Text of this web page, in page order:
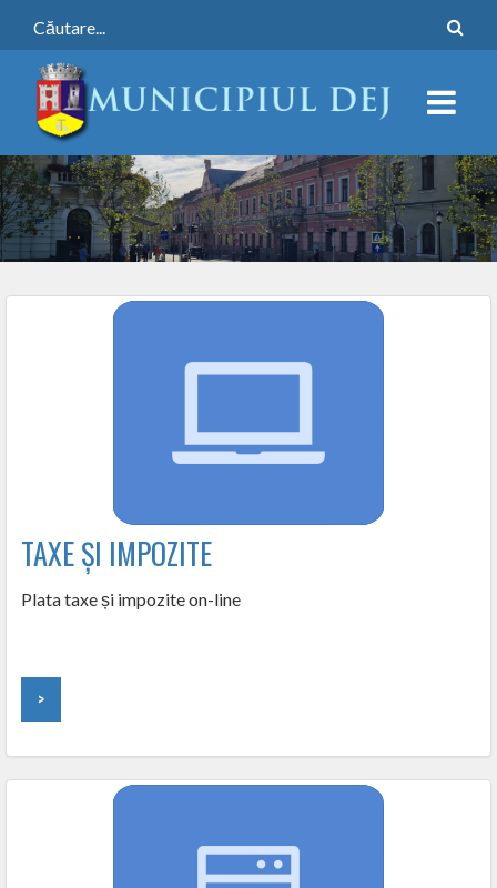
TAXE ȘI IMPOZITE
Plata taxe și impozite on-line
>